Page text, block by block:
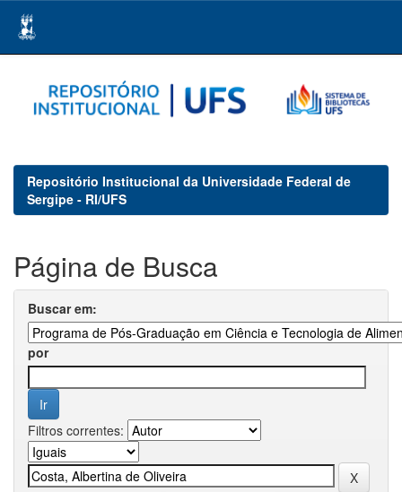
navigation
Repositório Institucional da Universidade Federal de
Sergipe - RI/UFS
Página de Busca
Buscar em:
por
Filtros correntes: